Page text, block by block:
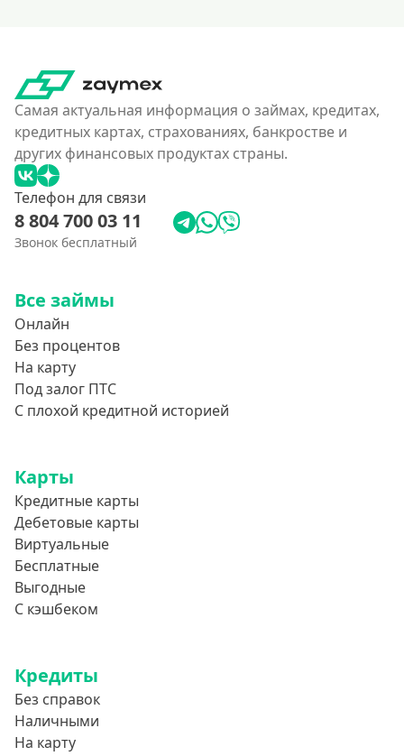
Самая актуальная информация о займах, кредитах,
кредитных картах, страхованиях, банкростве и
других финансовых продуктах страны.
Телефон для связи
8 804 700 03 11
Звонок бесплатный
Все займы
Онлайн
Без процентов
На карту
Под залог ПТС
С плохой кредитной историей
Карты
Кредитные карты
Дебетовые карты
Виртуальные
Бесплатные
Выгодные
С кэшбеком
Кредиты
Без справок
Наличными
На карту